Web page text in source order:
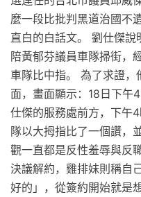
麼一段比批判黑道治國不
直白的白話文。 劉仕傑
陪黃郁芬議員車隊掃街，
車隊比中指。 為了求證
面，畫面顯示：18日下午
仕傑的服務處前方，下午
隊以大拇指比了一個讚，
觀一直都是反性羞辱與反
決議解約，雞排妹則稱自
好的」，從簽約開始就是